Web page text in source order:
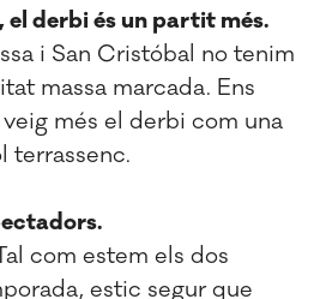
el derbi és un partit més.
i San Cristóbal no tenim
massa marcada. Ens
més el derbi com una
terrassenc.
com estem els dos
estic segur que